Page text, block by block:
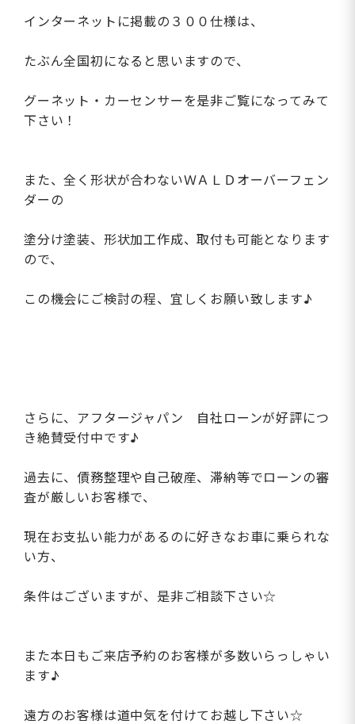
インターネットに掲載の３００仕様は、
たぶん全国初になると思いますので、
グーネット・カーセンサーを是非ご覧になってみて
下さい！
また、全く形状が合わないＷＡＬＤオーバーフェン
ダーの
塗分け塗装、形状加工作成、取付も可能となります
ので、
この機会にご検討の程、宜しくお願い致します♪
さらに、アフタージャパン 自社ローンが好評につ
き絶賛受付中です♪
過去に、債務整理や自己破産、滞納等でローンの審
査が厳しいお客様で、
現在お支払い能力があるのに好きなお車に乗られな
い方、
条件はございますが、是非ご相談下さい☆
また本日もご来店予約のお客様が多数いらっしゃい
ます♪
遠方のお客様は道中気を付けてお越し下さい☆